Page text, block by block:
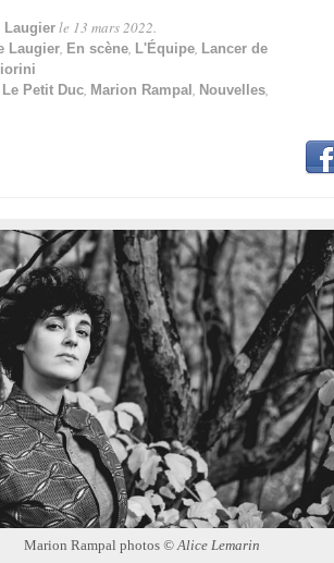
Laugier le 13 mars 2022.
Laugier, En scène, L'Équipe, Lancer de
Le Petit Duc, Marion Rampal , Nouvelles,
Marion Rampal photos © Alice Lemarin